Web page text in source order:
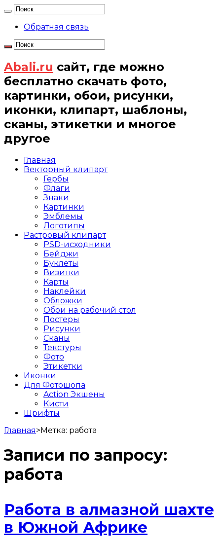
Обратная связь
Abali.ru сайт, где можно
бесплатно скачать фото,
картинки, обои, рисунки,
иконки, клипарт, шаблоны,
сканы, этикетки и многое
другое
Главная
Векторный клипарт
Гербы
Флаги
Знаки
Картинки
Эмблемы
Логотипы
Растровый клипарт
PSD-исходники
Бейджи
Буклеты
Визитки
Карты
Наклейки
Обложки
Обои на рабочий стол
Постеры
Рисунки
Сканы
Текстуры
Фото
Этикетки
Иконки
Для Фотошопа
Action Экшены
Кисти
Шрифты
Главная>Метка: работа
Записи по запросу:
работа
Работа в алмазной шахте
в Южной Африке